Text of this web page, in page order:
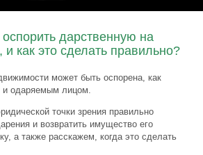
дарственную на
как это сделать правильно?
может быть оспорена, как
и одаряемым лицом.
точки зрения правильно
и возвратить имущество его
а также расскажем, когда это сделать